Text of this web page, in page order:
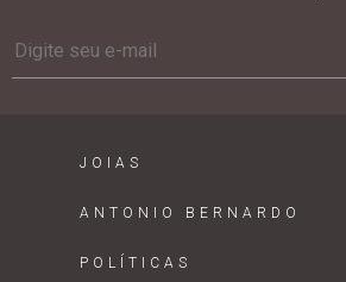
JOIAS
ANTONIO BERNARDO
POLÍTICAS